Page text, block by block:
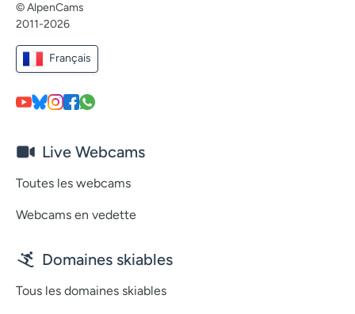
© AlpenCams
2011-2026
Français
Live Webcams
Toutes les webcams
Webcams en vedette
Domaines skiables
Tous les domaines skiables